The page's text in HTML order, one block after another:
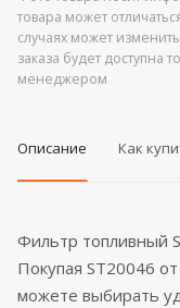
товара может
случаях может
заказа будет доступна
менеджером
Описание Как
Фильтр топливный
Покупая ST20046
можете выбирать